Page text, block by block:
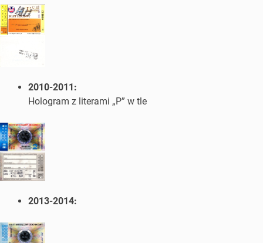
2010-2011:
Hologram z literami „P” w tle
2013-2014: